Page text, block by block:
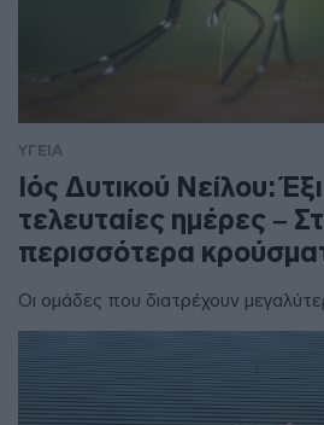
ΥΓΕΙΑ
Ιός Δυτικού Νείλου:
τελευταίες ημέρες –
περισσότερα
Οι ομάδες που διατρέχουν